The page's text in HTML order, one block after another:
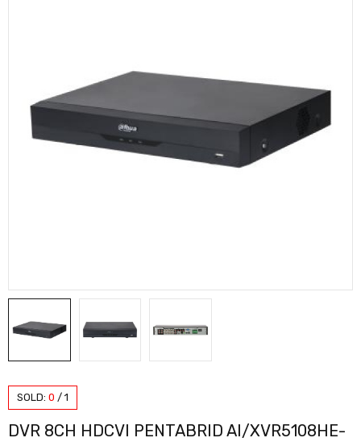
SOLD: 0 / 1
DVR 8CH HDCVI PENTABRID AI/XVR5108HE-